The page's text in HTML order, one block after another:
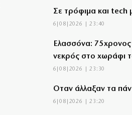
Σε τρόφιμα και tech
6|08|2026 | 23:40
Ελασσόνα:
νεκρός στο χωράφι
6|08|2026 | 23:30
Όταν άλλαξαν τα
6|08|2026 | 23:20